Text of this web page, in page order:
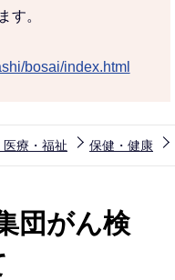
す。
bosai/index.html
医療・福祉 保健・健康
団がん検